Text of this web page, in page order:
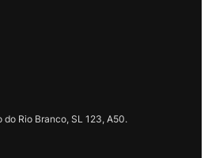
do Rio Branco, SL 123, A50.